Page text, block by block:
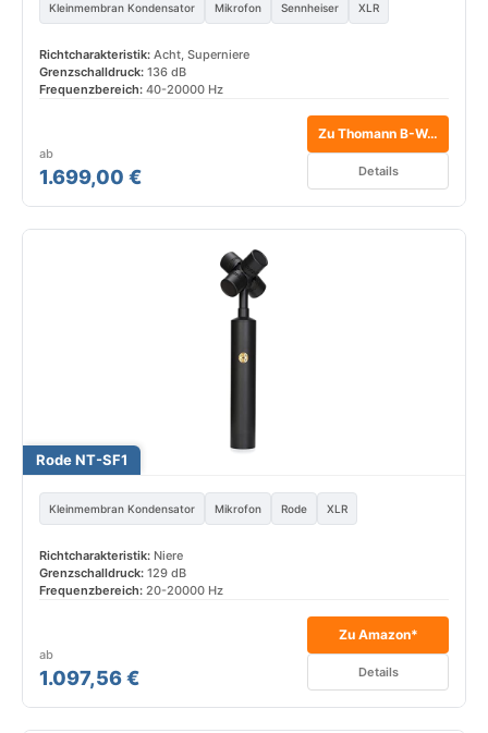
Kleinmembran Kondensator Mikrofon Sennheiser XLR
Richtcharakteristik: Acht, Superniere
Grenzschalldruck: 136 dB
Frequenzbereich: 40-20000 Hz
ab
1.699,00 €
Zu Thomann B-Ware*
Details
Rode NT-SF1
Kleinmembran Kondensator Mikrofon Rode XLR
Richtcharakteristik: Niere
Grenzschalldruck: 129 dB
Frequenzbereich: 20-20000 Hz
ab
1.097,56 €
Zu Amazon*
Details